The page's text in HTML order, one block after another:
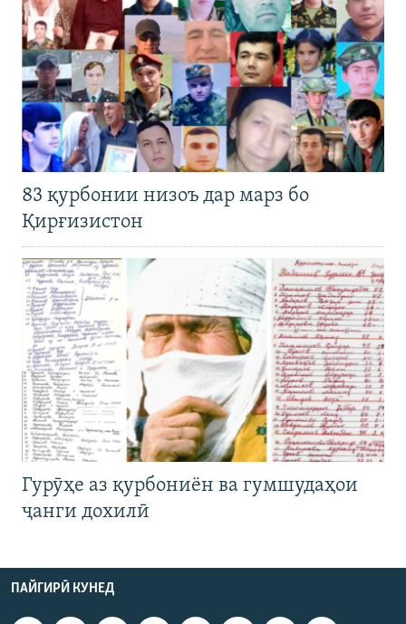
83 қурбонии низоъ дар марз бо
Қирғизистон
Гурӯҳе аз қурбониён ва гумшудаҳои
ҷанги дохилӣ
ПАЙГИРӢ КУНЕД